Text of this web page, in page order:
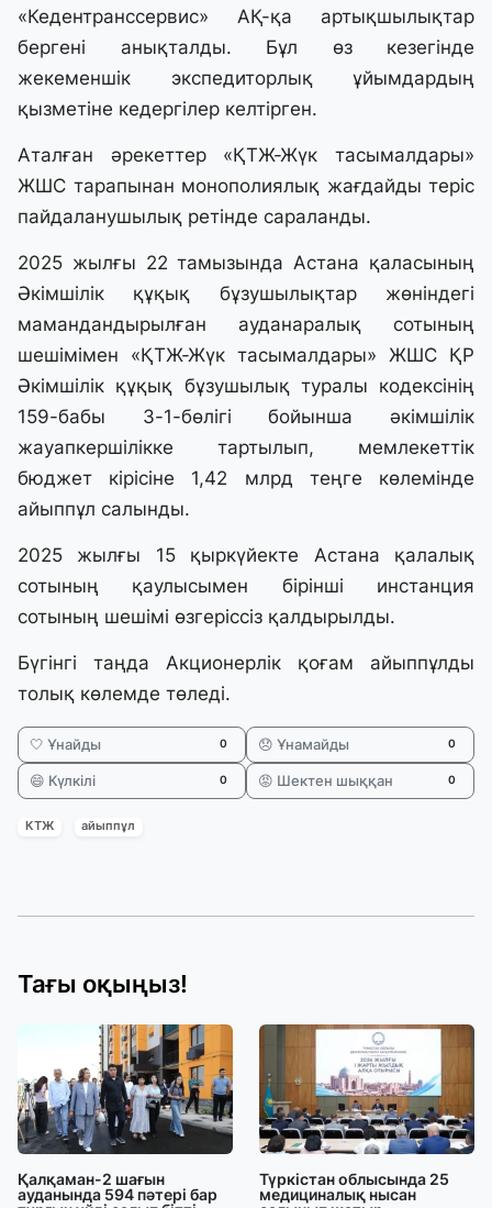
«Кедентранссервис» АҚ-қа артықшылықтар
бергені анықталды. Бұл өз кезегінде
жекеменшік экспедиторлық ұйымдардың
қызметіне кедергілер келтірген.
Аталған әрекеттер «ҚТЖ-Жүк тасымалдары»
ЖШС тарапынан монополиялық жағдайды теріс
пайдаланушылық ретінде сараланды.
2025 жылғы 22 тамызында Астана қаласының
Әкімшілік құқық бұзушылықтар жөніндегі
мамандандырылған ауданаралық сотының
шешімімен «ҚТЖ-Жүк тасымалдары» ЖШС ҚР
Әкімшілік құқық бұзушылық туралы кодексінің
159-бабы 3-1-бөлігі бойынша әкімшілік
жауапкершілікке тартылып, мемлекеттік
бюджет кірісіне 1,42 млрд теңге көлемінде
айыппұл салынды.
2025 жылғы 15 қыркүйекте Астана қалалық
сотының қаулысымен бірінші инстанция
сотының шешімі өзгеріссіз қалдырылды.
Бүгінгі таңда Акционерлік қоғам айыппұлды
толық көлемде төледі.
🤍 Ұнайды 0 😞 Ұнамайды 0
😄 Күлкілі 0 😡 Шектен шыққан 0
КТЖ айыппұл
Тағы оқыңыз!
Қалқаман-2 шағын
ауданында 594 пәтері бар
Түркістан облысында 25
медициналық нысан